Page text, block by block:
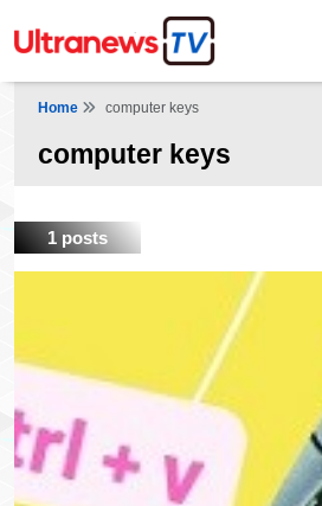
Home computer keys
computer keys
1 posts